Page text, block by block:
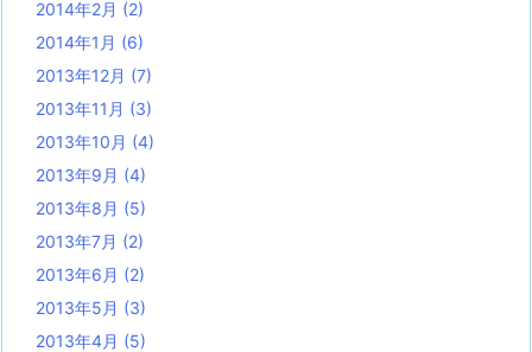
2014年2月 (2)
2014年1月 (6)
2013年12月 (7)
2013年11月 (3)
2013年10月 (4)
2013年9月 (4)
2013年8月 (5)
2013年7月 (2)
2013年6月 (2)
2013年5月 (3)
2013年4月 (5)